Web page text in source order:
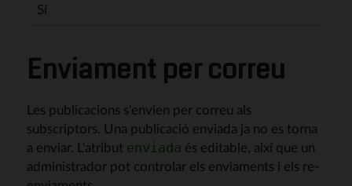
Sí
Enviament per correu
Les publicacions s'envien per correu als
subscriptors. Una publicació enviada ja no es torna
a enviar. L'atribut enviada és editable, així que un
administrador pot controlar els enviaments i els re-